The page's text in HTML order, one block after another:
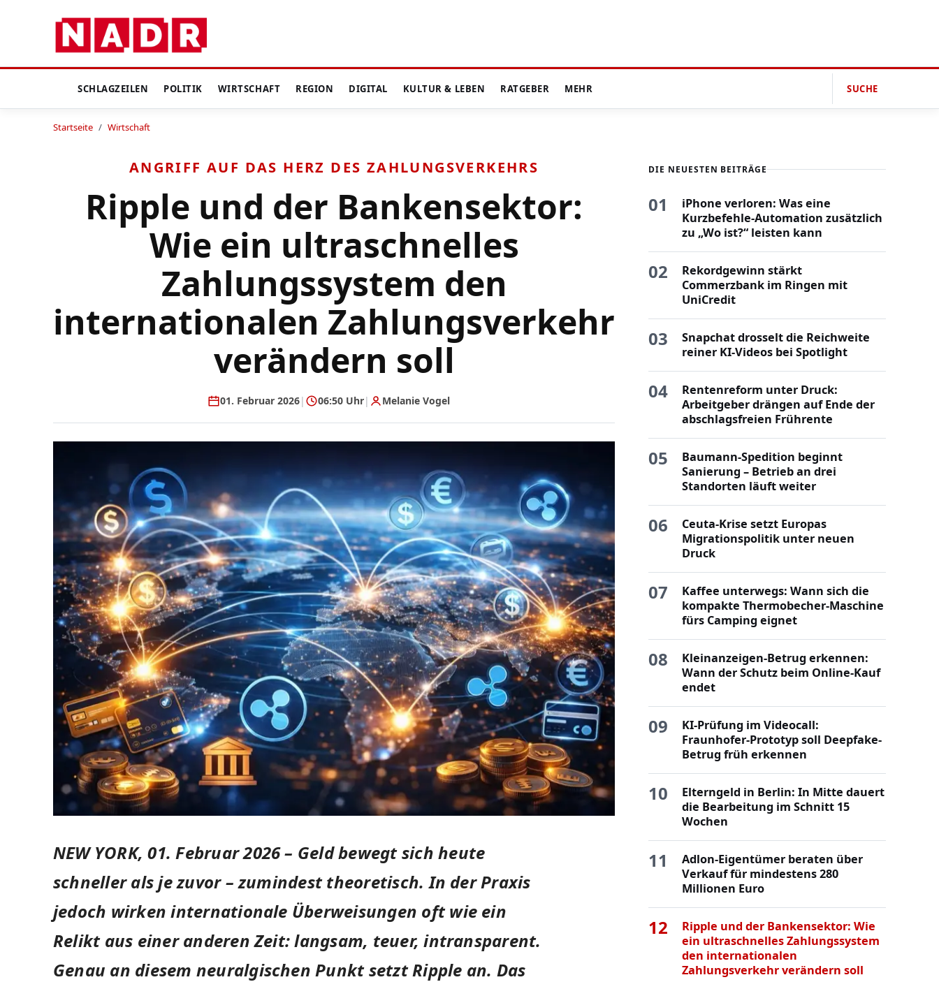
SCHLAGZEILEN POLITIK WIRTSCHAFT REGION DIGITAL KULTUR & LEBEN RATGEBER MEHR SUCHE
Startseite / Wirtschaft
ANGRIFF AUF DAS HERZ DES ZAHLUNGSVERKEHRS
Ripple und der Bankensektor:
Wie ein ultraschnelles
Zahlungssystem den
internationalen Zahlungsverkehr
verändern soll
01. Februar 2026| 06:50 Uhr| Melanie Vogel
NEW YORK, 01. Februar 2026 – Geld bewegt sich heute
schneller als je zuvor – zumindest theoretisch. In der Praxis
jedoch wirken internationale Überweisungen oft wie ein
Relikt aus einer anderen Zeit: langsam, teuer, intransparent.
Genau an diesem neuralgischen Punkt setzt Ripple an. Das
DIE NEUESTEN BEITRÄGE
01
iPhone verloren: Was eine
Kurzbefehle-Automation zusätzlich
zu „Wo ist?“ leisten kann
02
Rekordgewinn stärkt
Commerzbank im Ringen mit
UniCredit
03
Snapchat drosselt die Reichweite
reiner KI-Videos bei Spotlight
04
Rentenreform unter Druck:
Arbeitgeber drängen auf Ende der
abschlagsfreien Frührente
05
Baumann-Spedition beginnt
Sanierung – Betrieb an drei
Standorten läuft weiter
06
Ceuta-Krise setzt Europas
Migrationspolitik unter neuen
Druck
07
Kaffee unterwegs: Wann sich die
kompakte Thermobecher-Maschine
fürs Camping eignet
08
Kleinanzeigen-Betrug erkennen:
Wann der Schutz beim Online-Kauf
endet
09
KI-Prüfung im Videocall:
Fraunhofer-Prototyp soll Deepfake-
Betrug früh erkennen
10
Elterngeld in Berlin: In Mitte dauert
die Bearbeitung im Schnitt 15
Wochen
11
Adlon-Eigentümer beraten über
Verkauf für mindestens 280
Millionen Euro
12
Ripple und der Bankensektor: Wie
ein ultraschnelles Zahlungssystem
den internationalen
Zahlungsverkehr verändern soll